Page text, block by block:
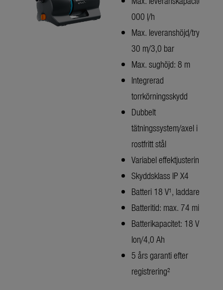
000 l/h
Max. leveranshöjd/tryck:
30 m/3,0 bar
Max. sughöjd: 8 m
Integrerad
torrkörningsskydd
Dubbelt
tätningssystem/axel i
rostfritt stål
Variabel effektjustering
Skyddsklass IP X4
Batteri 18 V¹, laddare
Batteritid: max. 74 min.
Batterikapacitet: 18 V Li-
Ion/4,0 Ah
5 års garanti efter
registrering²